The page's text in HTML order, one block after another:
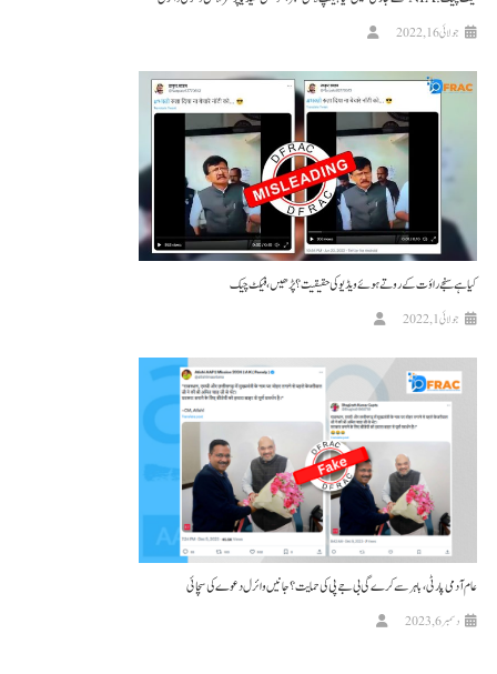
جولائی 16, 2022
کیا ہے سنجے راؤت کے روتے ہوئے ویڈیو کی حقیقیت؟ پڑھیں، فیکٹ چیک
جولائی 1, 2022
عام آدمی پارٹی، باہر سے کرے گی بی جے پی کی حمایت؟ جانیں وائرل دعوے کی سچائی
دسمبر 6, 2023